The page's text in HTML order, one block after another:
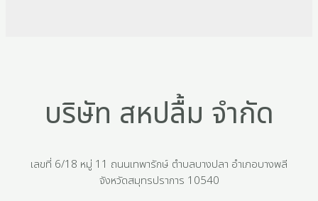
บริษัท สหปลื้ม จำกัด
เลขที่ 6/18 หมู่ 11 ถนนเทพารักษ์ ตำบลบางปลา อำเภอบางพลี
จังหวัดสมุทรปราการ 10540